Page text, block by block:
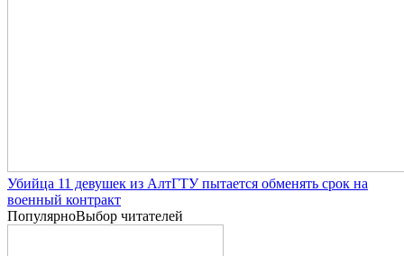
Убийца 11 девушек из АлтГТУ пытается обменять срок на
военный контракт
ПопулярноВыбор читателей